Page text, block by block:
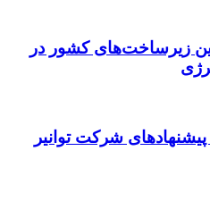
زیرساخت‌های کشور در
شرکت توانیر